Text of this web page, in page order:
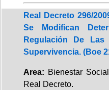
Real Decreto 296/
Se Modifican
Regulación De
Supervivencia. (Boe
Area: Bienestar
Real Decreto.